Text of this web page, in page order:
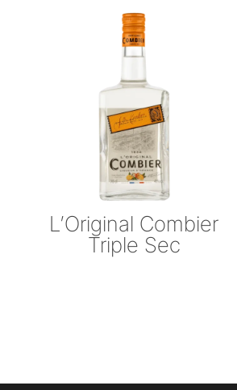
L’Original Combier
Triple Sec